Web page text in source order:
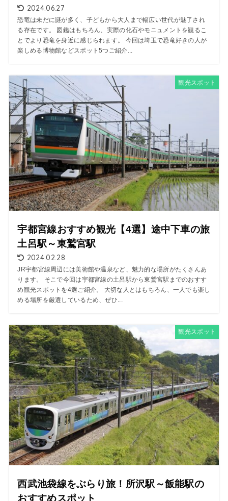
2024.06.27
恐竜は未だに謎が多く、子どもから大人まで幅広い世代が魅了され
る存在です。 図鑑はもちろん、実際の化石やモニュメントを観るこ
とでより恐竜を身近に感じられます。 今回は埼玉で恐竜好きの人が
楽しめる博物館などスポット5つご紹介...
観光スポット
宇都宮線おすすめ観光【4選】途中下車の旅
土呂駅～東鷲宮駅
2024.02.28
JR宇都宮線周辺には美術館や温泉など、魅力的な場所がたくさんあ
ります。 そこで今回は宇都宮線の土呂駅から東鷲宮駅までのおすす
め観光スポットを4選ご紹介。 大切な人とはもちろん、一人でも楽し
める場所を厳選しているため、ぜひ...
観光スポット
西武池袋線をぶらり旅！所沢駅～飯能駅の
おすすめスポット